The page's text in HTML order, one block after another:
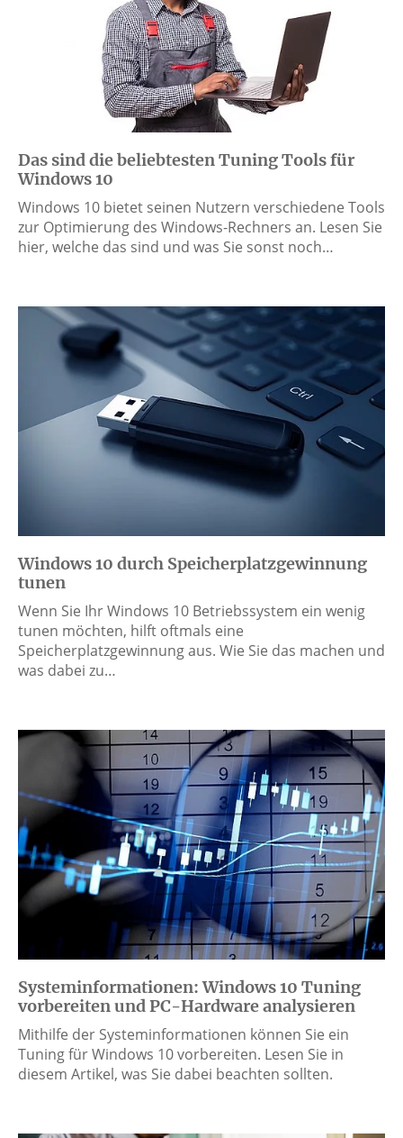
Das sind die beliebtesten Tuning Tools für
Windows 10
Windows 10 bietet seinen Nutzern verschiedene Tools
zur Optimierung des Windows-Rechners an. Lesen Sie
hier, welche das sind und was Sie sonst noch…
Windows 10 durch Speicherplatzgewinnung
tunen
Wenn Sie Ihr Windows 10 Betriebssystem ein wenig
tunen möchten, hilft oftmals eine
Speicherplatzgewinnung aus. Wie Sie das machen und
was dabei zu…
Systeminformationen: Windows 10 Tuning
vorbereiten und PC-Hardware analysieren
Mithilfe der Systeminformationen können Sie ein
Tuning für Windows 10 vorbereiten. Lesen Sie in
diesem Artikel, was Sie dabei beachten sollten.